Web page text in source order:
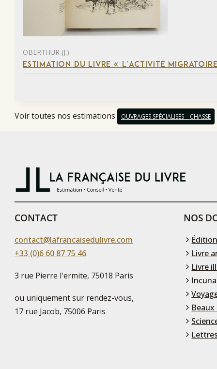
OBERTHUR (J.)
ESTIMATION DU LIVRE « L’ACTIVITÉ
Voir toutes nos estimations OUVRAGES SPÉCIALISÉS – CHASSE
CONTACT
contact@lafrancaisedulivre.com
+33 (0)6 60 87 75 46
3 rue Pierre l'ermite, 75018 Paris
ou uniquement sur rendez-vous,
17 rue Jacob, 75006 Paris
NOS
Livre
Livre